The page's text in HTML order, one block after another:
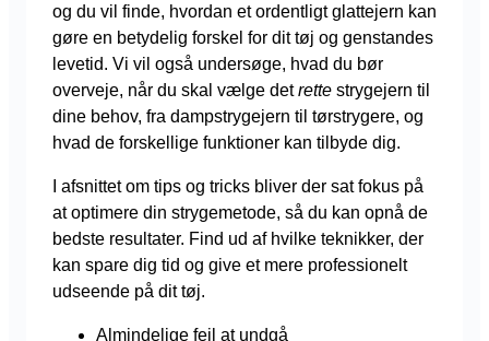
og du vil finde, hvordan et ordentligt glattejern kan
gøre en betydelig forskel for dit tøj og genstandes
levetid. Vi vil også undersøge, hvad du bør
overveje, når du skal vælge detrette strygejern til
dine behov, fra dampstrygejern til tørstrygere, og
hvad de forskellige funktioner kan tilbyde dig.
I afsnittet om tips og tricks bliver der sat fokus på
at optimere din strygemetode, så du kan opnå de
bedste resultater. Find ud af hvilke teknikker, der
kan spare dig tid og give et mere professionelt
udseende på dit tøj.
Almindelige fejl at undgå